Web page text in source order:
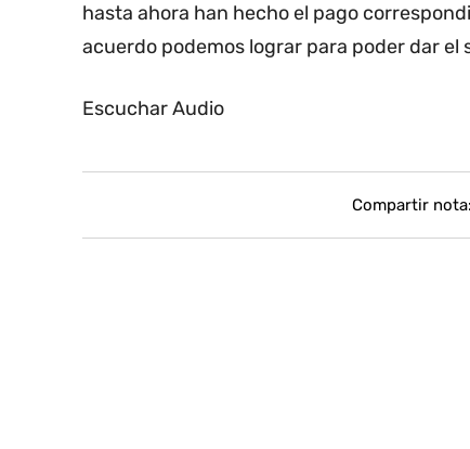
hasta ahora han hecho el pago
acuerdo podemos lograr para poder dar el
Escuchar Audio
Compartir nota: